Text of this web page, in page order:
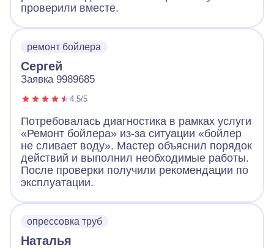
проверили вместе.
ремонт бойлера
Сергей
Заявка 9989685
4.5/5
Потребовалась диагностика в рамках услуги
«Ремонт бойлера» из-за ситуации «бойлер
не сливает воду». Мастер объяснил порядок
действий и выполнил необходимые работы.
После проверки получили рекомендации по
эксплуатации.
опрессовка труб
Наталья